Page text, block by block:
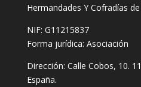
Hermandades Y Cofradías de
NIF: G11215837
Forma jurídica: Asociación
Dirección: Calle Cobos, 10.
España.